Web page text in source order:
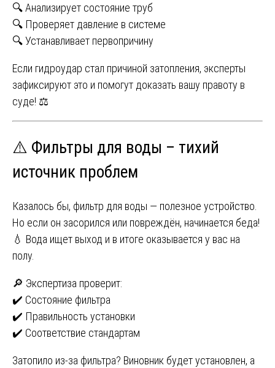
🔍 Анализирует состояние труб
🔍 Проверяет давление в системе
🔍 Устанавливает первопричину
Если гидроудар стал причиной затопления, эксперты
зафиксируют это и помогут доказать вашу правоту в
суде! ⚖️
⚠️ Фильтры для воды – тихий
источник проблем
Казалось бы, фильтр для воды — полезное устройство.
Но если он засорился или повреждён, начинается беда!
💧 Вода ищет выход и в итоге оказывается у вас на
полу.
🔎 Экспертиза проверит:
✔️ Состояние фильтра
✔️ Правильность установки
✔️ Соответствие стандартам
Затопило из-за фильтра? Виновник будет установлен, а